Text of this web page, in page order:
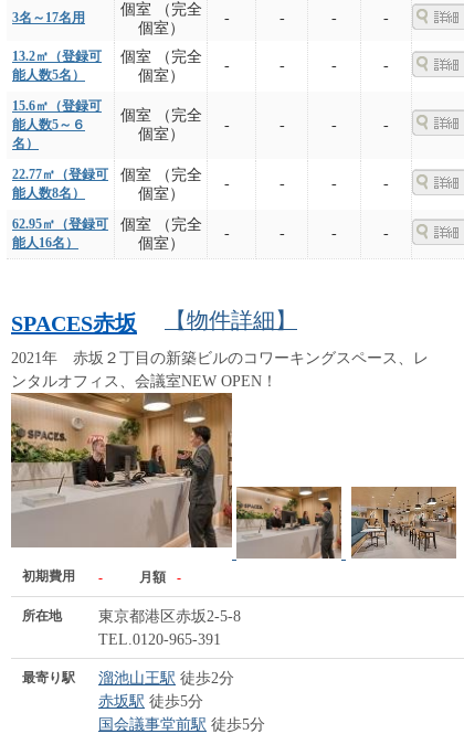
3名～17名用
個室 （完全
個室）
- - - -
13.2㎡（登録可
能人数5名）
個室 （完全
個室）
- - - -
15.6㎡（登録可
能人数5～６
名）
個室 （完全
個室）
- - - -
22.77㎡（登録可
能人数8名）
個室 （完全
個室）
- - - -
62.95㎡（登録可
能人16名）
個室 （完全
個室）
- - - -
SPACES赤坂 【物件詳細】
2021年 赤坂２丁目の新築ビルのコワーキングスペース、レ
ンタルオフィス、会議室NEW OPEN！
初期費用 - 月額 -
所在地
東京都港区赤坂2-5-8
TEL.0120-965-391
最寄り駅 溜池山王駅 徒歩2分
赤坂駅 徒歩5分
国会議事堂前駅 徒歩5分